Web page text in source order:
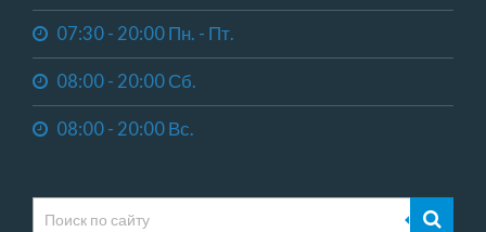
07:30 - 20:00 Пн. - Пт.
08:00 - 20:00 Сб.
08:00 - 20:00 Вс.